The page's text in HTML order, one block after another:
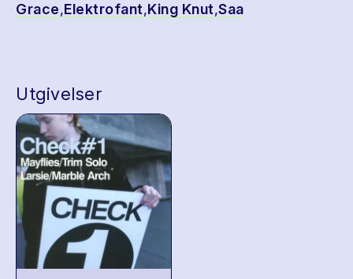
Grace,Elektrofant,King Knut,Saa
Utgivelser